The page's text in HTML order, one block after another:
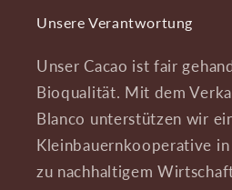
Unsere Verantwortung
Unser Cacao ist fair
Bioqualität. Mit dem
Blanco unterstützen wir
Kleinbauernkooperative
zu nachhaltigem